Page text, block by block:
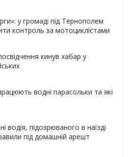
у громаді під Тернополем
контроль за мотоциклістами
кинув хабар у
водні парасольки та які
водія, підозрюваного в наїзді
під домашній арешт